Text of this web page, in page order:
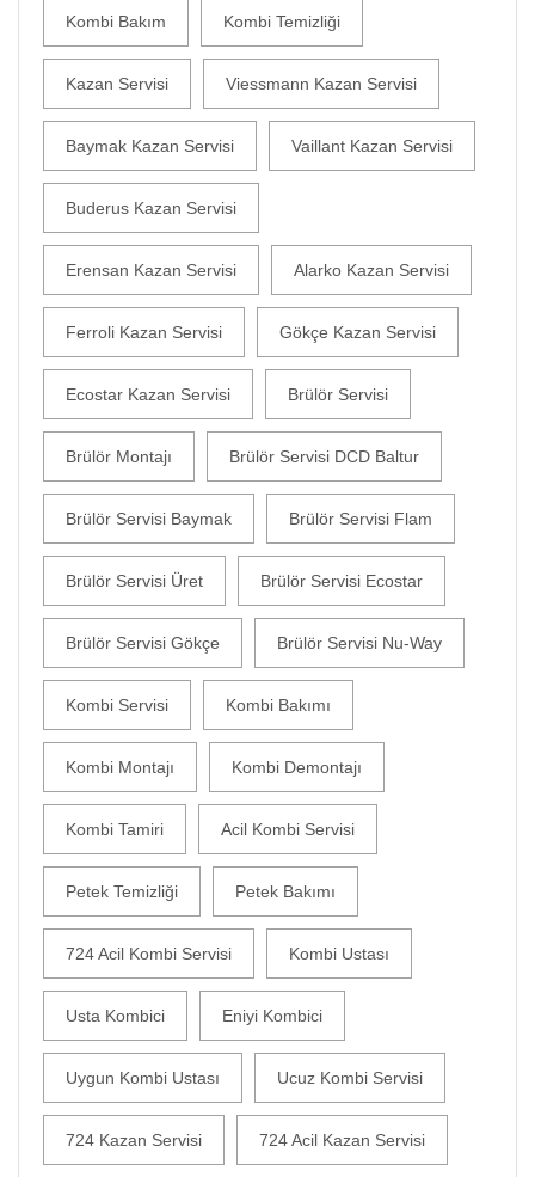
Kombi Bakım Kombi Temizliği
Kazan Servisi Viessmann Kazan Servisi
Baymak Kazan Servisi Vaillant Kazan Servisi
Buderus Kazan Servisi
Erensan Kazan Servisi Alarko Kazan Servisi
Ferroli Kazan Servisi Gökçe Kazan Servisi
Ecostar Kazan Servisi Brülör Servisi
Brülör Montajı Brülör Servisi DCD Baltur
Brülör Servisi Baymak Brülör Servisi Flam
Brülör Servisi Üret Brülör Servisi Ecostar
Brülör Servisi Gökçe Brülör Servisi Nu-Way
Kombi Servisi Kombi Bakımı
Kombi Montajı Kombi Demontajı
Kombi Tamiri Acil Kombi Servisi
Petek Temizliği Petek Bakımı
724 Acil Kombi Servisi Kombi Ustası
Usta Kombici Eniyi Kombici
Uygun Kombi Ustası Ucuz Kombi Servisi
724 Kazan Servisi 724 Acil Kazan Servisi